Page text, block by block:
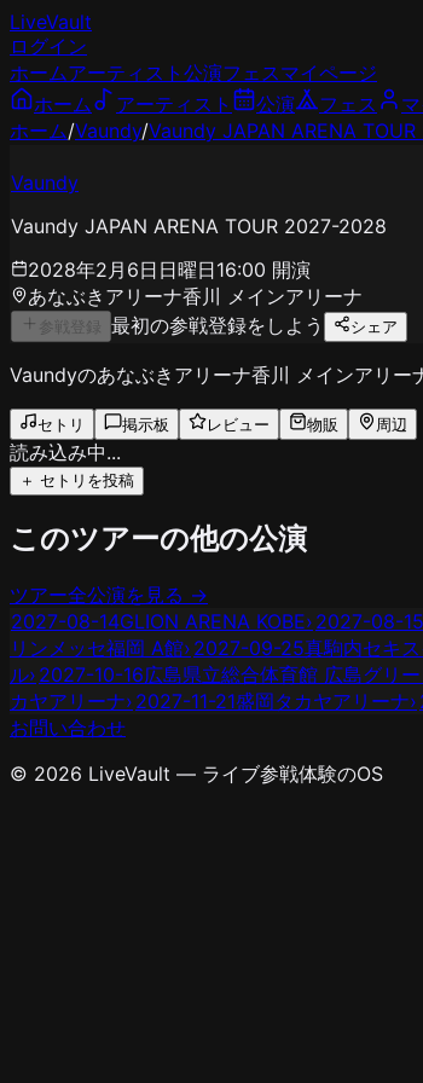
LiveVault
ログイン
ホームアーティスト 公演フェスマイページ
ホーム
アーティスト 公演 フェス
ホーム/Vaundy/Vaundy JAPAN ARENA
Vaundy
Vaundy JAPAN ARENA TOUR 2027-2028
2028年2月6日日曜日16:00 開演
あなぶきアリーナ香川 メインアリーナ
参戦登録 最初の参戦登録をしよう シェア
Vaundyのあなぶきアリーナ香川 メインアリー
セトリ 掲示板 レビュー 物販 周辺
読み込み中...
＋ セトリを投稿
このツアーの他の公演
ツアー全公演を見る →
2027-08-14GLION ARENA KOBE› 2027-08-15
リンメッセ福岡 A館› 2027-09-25真駒内セキ
ル› 2027-10-16広島県立総合体育館 広島グリ
カヤアリーナ› 2027-11-21盛岡タカヤアリーナ›
お問い合わせ
© 2026 LiveVault — ライブ参戦体験のOS